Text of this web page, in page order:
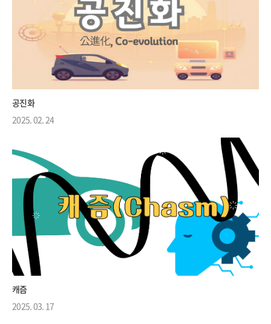
공진화
2025. 02. 24
캐즘
2025. 03. 17